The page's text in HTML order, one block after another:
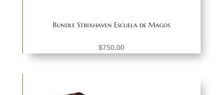
Bundle Strixhaven Escuela de Magos
$750.00